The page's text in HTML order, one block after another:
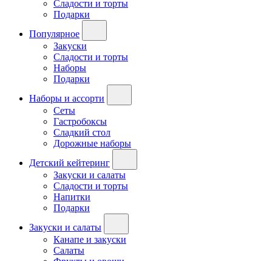
Сладости и торты
Подарки
Популярное
Закуски
Сладости и торты
Наборы
Подарки
Наборы и ассорти
Сеты
Гастробоксы
Сладкий стол
Дорожные наборы
Детский кейтеринг
Закуски и салаты
Сладости и торты
Напитки
Подарки
Закуски и салаты
Канапе и закуски
Салаты